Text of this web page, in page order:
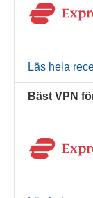
Läs hela
Bäst VPN